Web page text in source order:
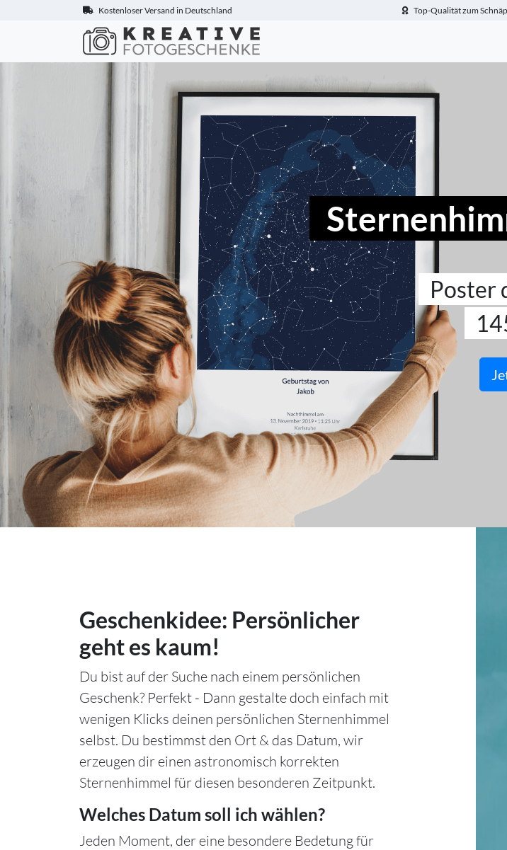
Kostenloser Versand in Deutschland Top-Qualität zum
Kreative-Fotogeschenke.de
Poster
Geschenkidee: Persönlicher
geht es kaum!
Du bist auf der Suche nach einem persönlichen
Geschenk? Perfekt - Dann gestalte doch einfach mit
wenigen Klicks deinen persönlichen Sternenhimmel
selbst. Du bestimmst den Ort & das Datum, wir
erzeugen dir einen astronomisch korrekten
Sternenhimmel für diesen besonderen Zeitpunkt.
Welches Datum soll ich wählen?
Jeden Moment, der eine besondere Bedetung für